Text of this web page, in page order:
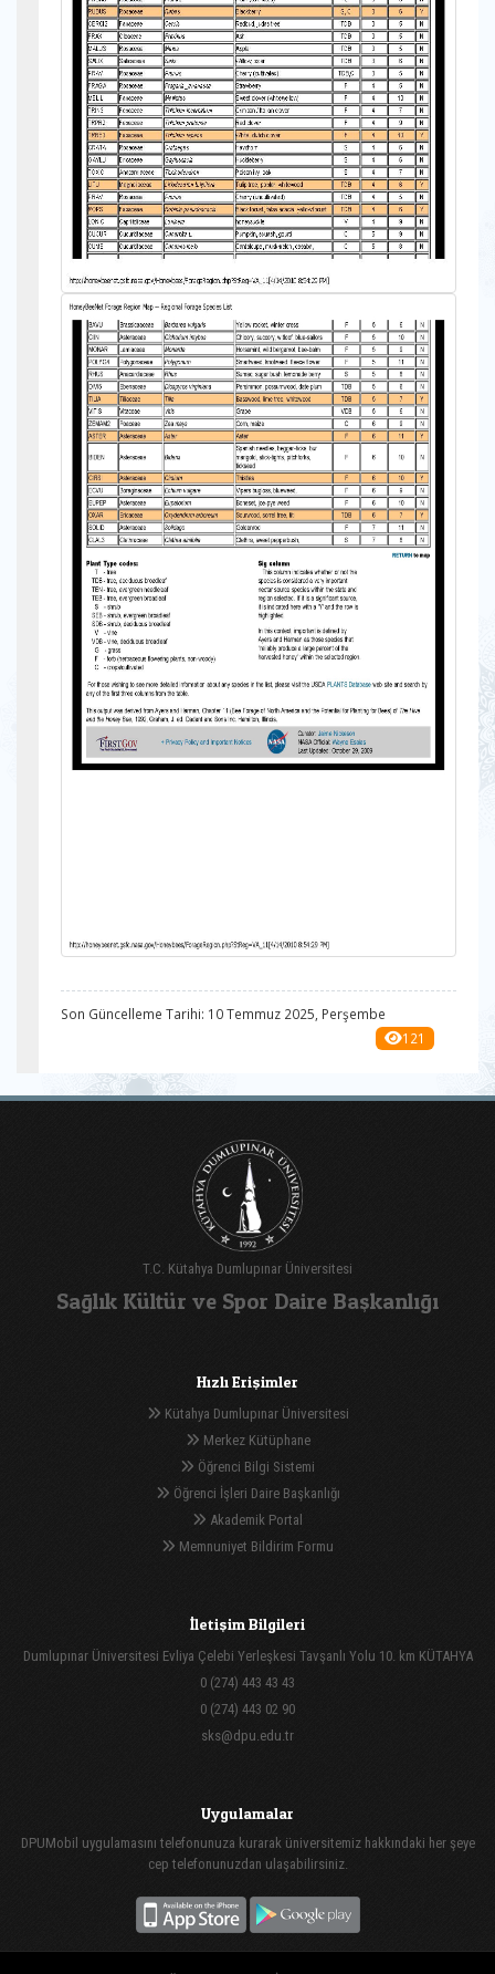
Son Güncelleme Tarihi: 10 Temmuz 2025, Perşembe
121
T.C. Kütahya Dumlupınar Üniversitesi
Sağlık Kültür ve Spor Daire Başkanlığı
Hızlı Erişimler
Kütahya Dumlupınar Üniversitesi
Merkez Kütüphane
Öğrenci Bilgi Sistemi
Öğrenci İşleri Daire Başkanlığı
Akademik Portal
Memnuniyet Bildirim Formu
İletişim Bilgileri
Dumlupınar Üniversitesi Evliya Çelebi Yerleşkesi Tavşanlı Yolu 10. km KÜTAHYA
0 (274) 443 43 43
0 (274) 443 02 90
sks@dpu.edu.tr
Uygulamalar
DPUMobil uygulamasını telefonunuza kurarak üniversitemiz hakkındaki her şeye
cep telefonunuzdan ulaşabilirsiniz.